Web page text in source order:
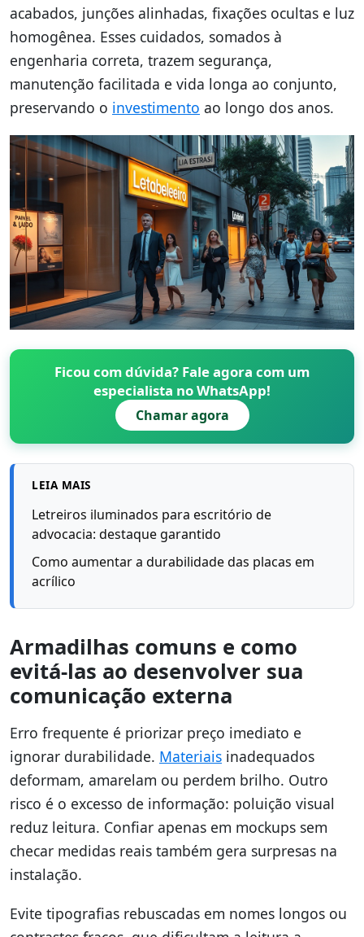
acabados, junções alinhadas, fixações ocultas e luz
homogênea. Esses cuidados, somados à
engenharia correta, trazem segurança,
manutenção facilitada e vida longa ao conjunto,
preservando o investimento ao longo dos anos.
Ficou com dúvida? Fale agora com um
especialista no WhatsApp!
Chamar agora
LEIA MAIS
Letreiros iluminados para escritório de
advocacia: destaque garantido
Como aumentar a durabilidade das placas em
acrílico
Armadilhas comuns e como
evitá-las ao desenvolver sua
comunicação externa
Erro frequente é priorizar preço imediato e
ignorar durabilidade. Materiais inadequados
deformam, amarelam ou perdem brilho. Outro
risco é o excesso de informação: poluição visual
reduz leitura. Confiar apenas em mockups sem
checar medidas reais também gera surpresas na
instalação.
Evite tipografias rebuscadas em nomes longos ou